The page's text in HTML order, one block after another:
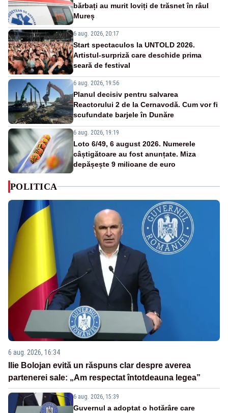
bărbați au murit loviți de trăsnet în râul
Mureș
6 aug. 2026, 20:17
Start spectaculos la UNTOLD 2026.
Artistul-surpriză care deschide prima
seară de festival
6 aug. 2026, 19:56
Planul decisiv pentru salvarea
Reactorului 2 de la Cernavodă. Cum vor fi
scufundate barjele în Dunăre
6 aug. 2026, 19:19
Loto 6/49, 6 august 2026. Numerele
câștigătoare au fost anunțate. Miza
depășește 9 milioane de euro
POLITICA
6 aug. 2026, 16:34
Ilie Bolojan evită un răspuns clar despre averea
partenerei sale: „Am respectat întotdeauna legea”
6 aug. 2026, 15:39
Guvernul a adoptat o hotărâre care